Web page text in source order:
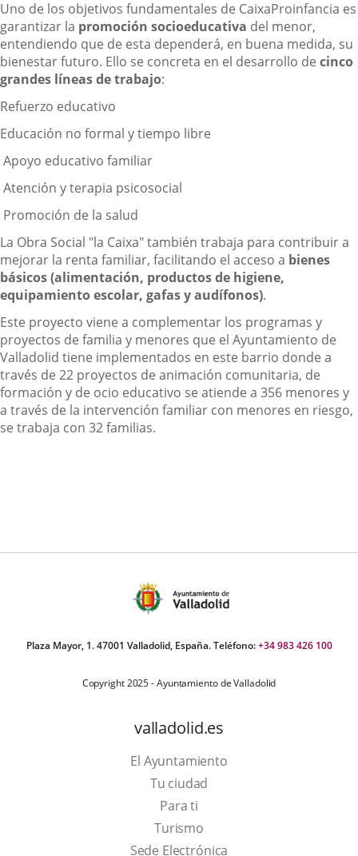
Uno de los objetivos fundamentales de CaixaProinfancia es
garantizar la promoción socioeducativa del menor,
entendiendo que de esta dependerá, en buena medida, su
bienestar futuro. Ello se concreta en el desarrollo de cinco
grandes líneas de trabajo:
Refuerzo educativo
Educación no formal y tiempo libre
­ Apoyo educativo familiar
­ Atención y terapia psicosocial
­ Promoción de la salud
La Obra Social "la Caixa" también trabaja para contribuir a
mejorar la renta familiar, facilitando el acceso a bienes
básicos(alimentación, productos de higiene,
equipamiento escolar, gafas y audífonos).
Este proyecto viene a complementar los programas y
proyectos de familia y menores que el Ayuntamiento de
Valladolid tiene implementados en este barrio donde a
través de 22 proyectos de animación comunitaria, de
formación y de ocio educativo se atiende a 356 menores y
a través de la intervención familiar con menores en riesgo,
se trabaja con 32 familias.
Plaza Mayor, 1. 47001 Valladolid, España. Teléfono:+34 983 426 100
Copyright 2025 - Ayuntamiento de Valladolid
valladolid.es
El Ayuntamiento
Tu ciudad
Para ti
TurismoThis
link
Sede Electrónica